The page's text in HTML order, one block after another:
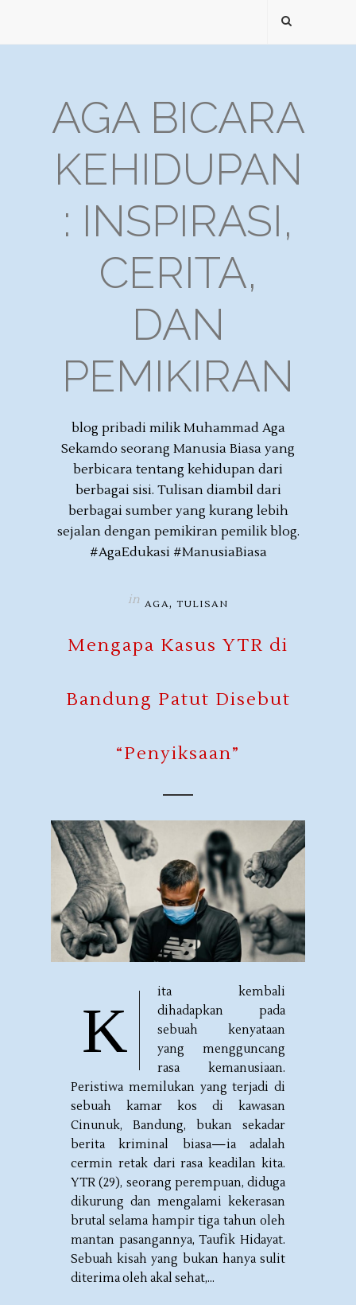
AGA BICARA
KEHIDUPAN
: INSPIRASI,
CERITA,
DAN
PEMIKIRAN
blog pribadi milik Muhammad Aga
Sekamdo seorang Manusia Biasa yang
berbicara tentang kehidupan dari
berbagai sisi. Tulisan diambil dari
berbagai sumber yang kurang lebih
sejalan dengan pemikiran pemilik blog.
#AgaEdukasi #ManusiaBiasa
in AGA, TULISAN
Mengapa Kasus YTR di
Bandung Patut Disebut
“Penyiksaan”
K
ita kembali
dihadapkan pada
sebuah kenyataan
yang mengguncang
rasa kemanusiaan.
Peristiwa memilukan yang terjadi di
sebuah kamar kos di kawasan
Cinunuk, Bandung, bukan sekadar
berita kriminal biasa—ia adalah
cermin retak dari rasa keadilan kita.
YTR (29), seorang perempuan, diduga
dikurung dan mengalami kekerasan
brutal selama hampir tiga tahun oleh
mantan pasangannya, Taufik Hidayat.
Sebuah kisah yang bukan hanya sulit
diterima oleh akal sehat,...